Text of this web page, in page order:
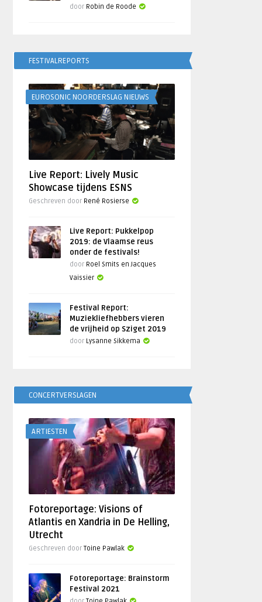
door Robin de Roode
FESTIVALREPORTS
EUROSONIC NOORDERSLAG NIEUWS
Live Report: Lively Music
Showcase tijdens ESNS
Geschreven door René Rosierse
Live Report: Pukkelpop
2019: de Vlaamse reus
onder de festivals!
door Roel Smits en Jacques
Vaissier
Festival Report:
Muziekliefhebbers vieren
de vrijheid op Sziget 2019
door Lysanne Sikkema
CONCERTVERSLAGEN
ARTIESTEN
Fotoreportage: Visions of
Atlantis en Xandria in De Helling,
Utrecht
Geschreven doorToine Pawlak
Fotoreportage: Brainstorm
Festival 2021